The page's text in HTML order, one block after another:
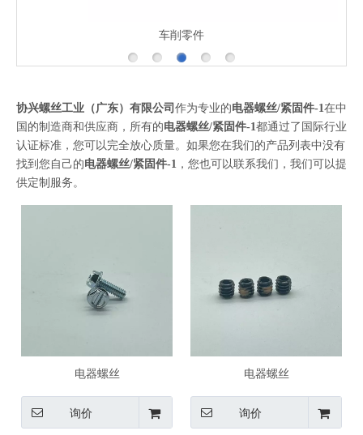
车削零件
协兴螺丝工业（广东）有限公司 作为专业的电器螺丝/紧固件-1在中
国的制造商和供应商，所有的电器螺丝/紧固件-1都通过了国际行业
认证标准，您可以完全放心质量。如果您在我们的产品列表中没有
找到您自己的电器螺丝/紧固件-1 ，您也可以联系我们，我们可以提
供定制服务。
电器螺丝
询价
电器螺丝
询价